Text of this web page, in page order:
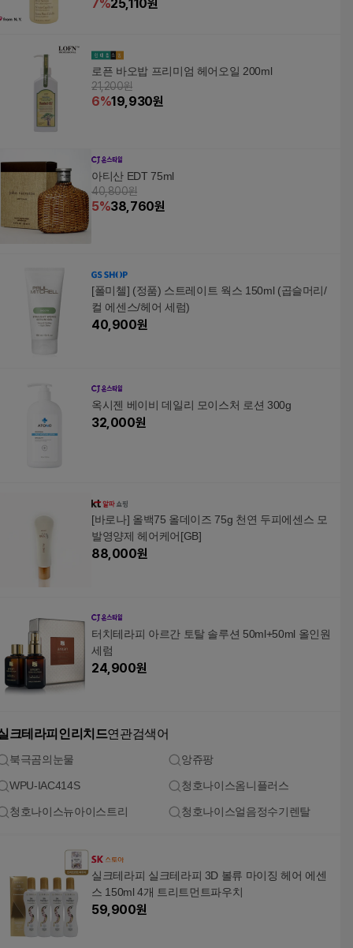
7%25,110원
로픈 바오밥 프리미엄 헤어오일 200ml
21,200원
6%19,930원
아티산 EDT 75ml
40,800원
5%38,760원
[폴미첼] (정품) 스트레이트 웍스 150ml (곱슬머리/
컬 에센스/헤어 세럼)
40,900원
옥시젠 베이비 데일리 모이스처 로션 300g
32,000원
[바로나] 올백75 올데이즈 75g 천연 두피에센스 모
발영양제 헤어케어[GB]
88,000원
터치테라피 아르간 토탈 솔루션 50ml+50ml 올인원
세럼
24,900원
크테라피인리치드연관검색어
북극곰의눈물 앙쥬팡
WPU-IAC414S 청호나이스옴니플러스
청호나이스뉴아이스트리 청호나이스얼음정수기렌탈
실크테라피 실크테라피 3D 볼류 마이징 헤어 에센
스 150ml 4개 트리트먼트파우치
59,900원